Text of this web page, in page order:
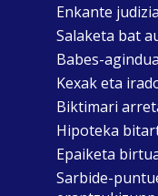
Enkante
Salaketa bat
Babes-agindua
Kexak eta
Biktimari
Hipoteka
Epaiketa
Sarbide-